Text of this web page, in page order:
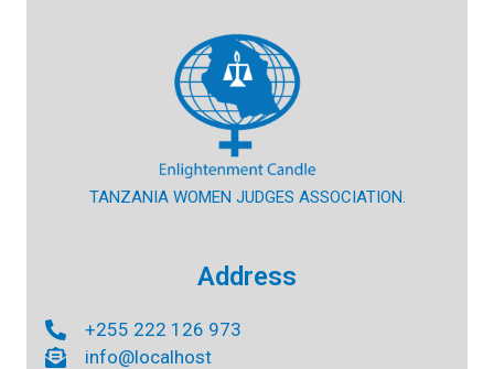
TANZANIA WOMEN JUDGES ASSOCIATION.
Address
+255 222 126 973
info@localhost